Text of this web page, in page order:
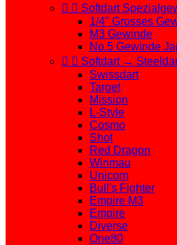
  Softdart
1/4" Grosses
M3 Gewinde
No.5 Gewinde
  Softdart →
Swissdart
Target
Mission
L-Style
Cosmo
Shot
Red Dragon
Winmau
Unicorn
Bull's Fighter
Empire M3
Empire
Diverse
One80